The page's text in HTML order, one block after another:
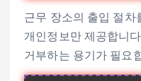
근무 장소의 출입 절차
개인정보만 제공합니
거부하는 용기가 필요